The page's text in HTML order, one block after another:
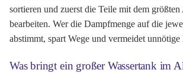
sortieren und zuerst die Teile mit dem
bearbeiten. Wer die Dampfmenge auf die
abstimmt, spart Wege und vermeidet unnötige
Was bringt ein großer Wassertank im